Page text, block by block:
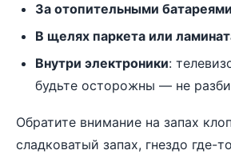
За отопительными батареями
В щелях паркета или
Внутри электроники:
будьте осторожны — не
Обратите внимание на запах
сладковатый запах, гнездо где-